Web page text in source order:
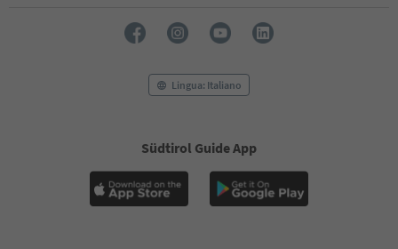
Lingua: Italiano
Südtirol Guide App